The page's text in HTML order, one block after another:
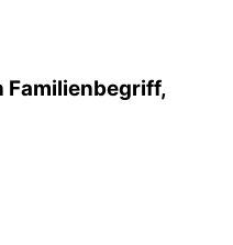
Familienbegriff,